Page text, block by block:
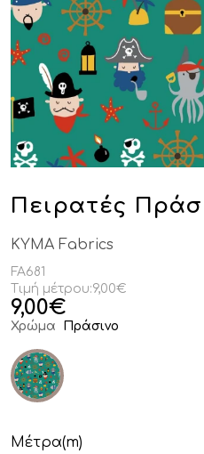
Πειρατές
KYMA Fabrics
FA681
Τιμή μέτρου:9,00€
9,00€
Χρώμα Πράσινο
Μέτρα(m)